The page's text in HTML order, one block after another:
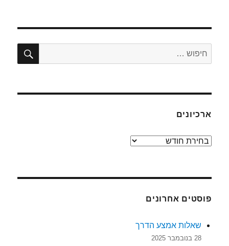
חפש:
ארכיונים
ארכיונים
פוסטים אחרונים
שאלות אמצע הדרך
28 בנובמבר 2025